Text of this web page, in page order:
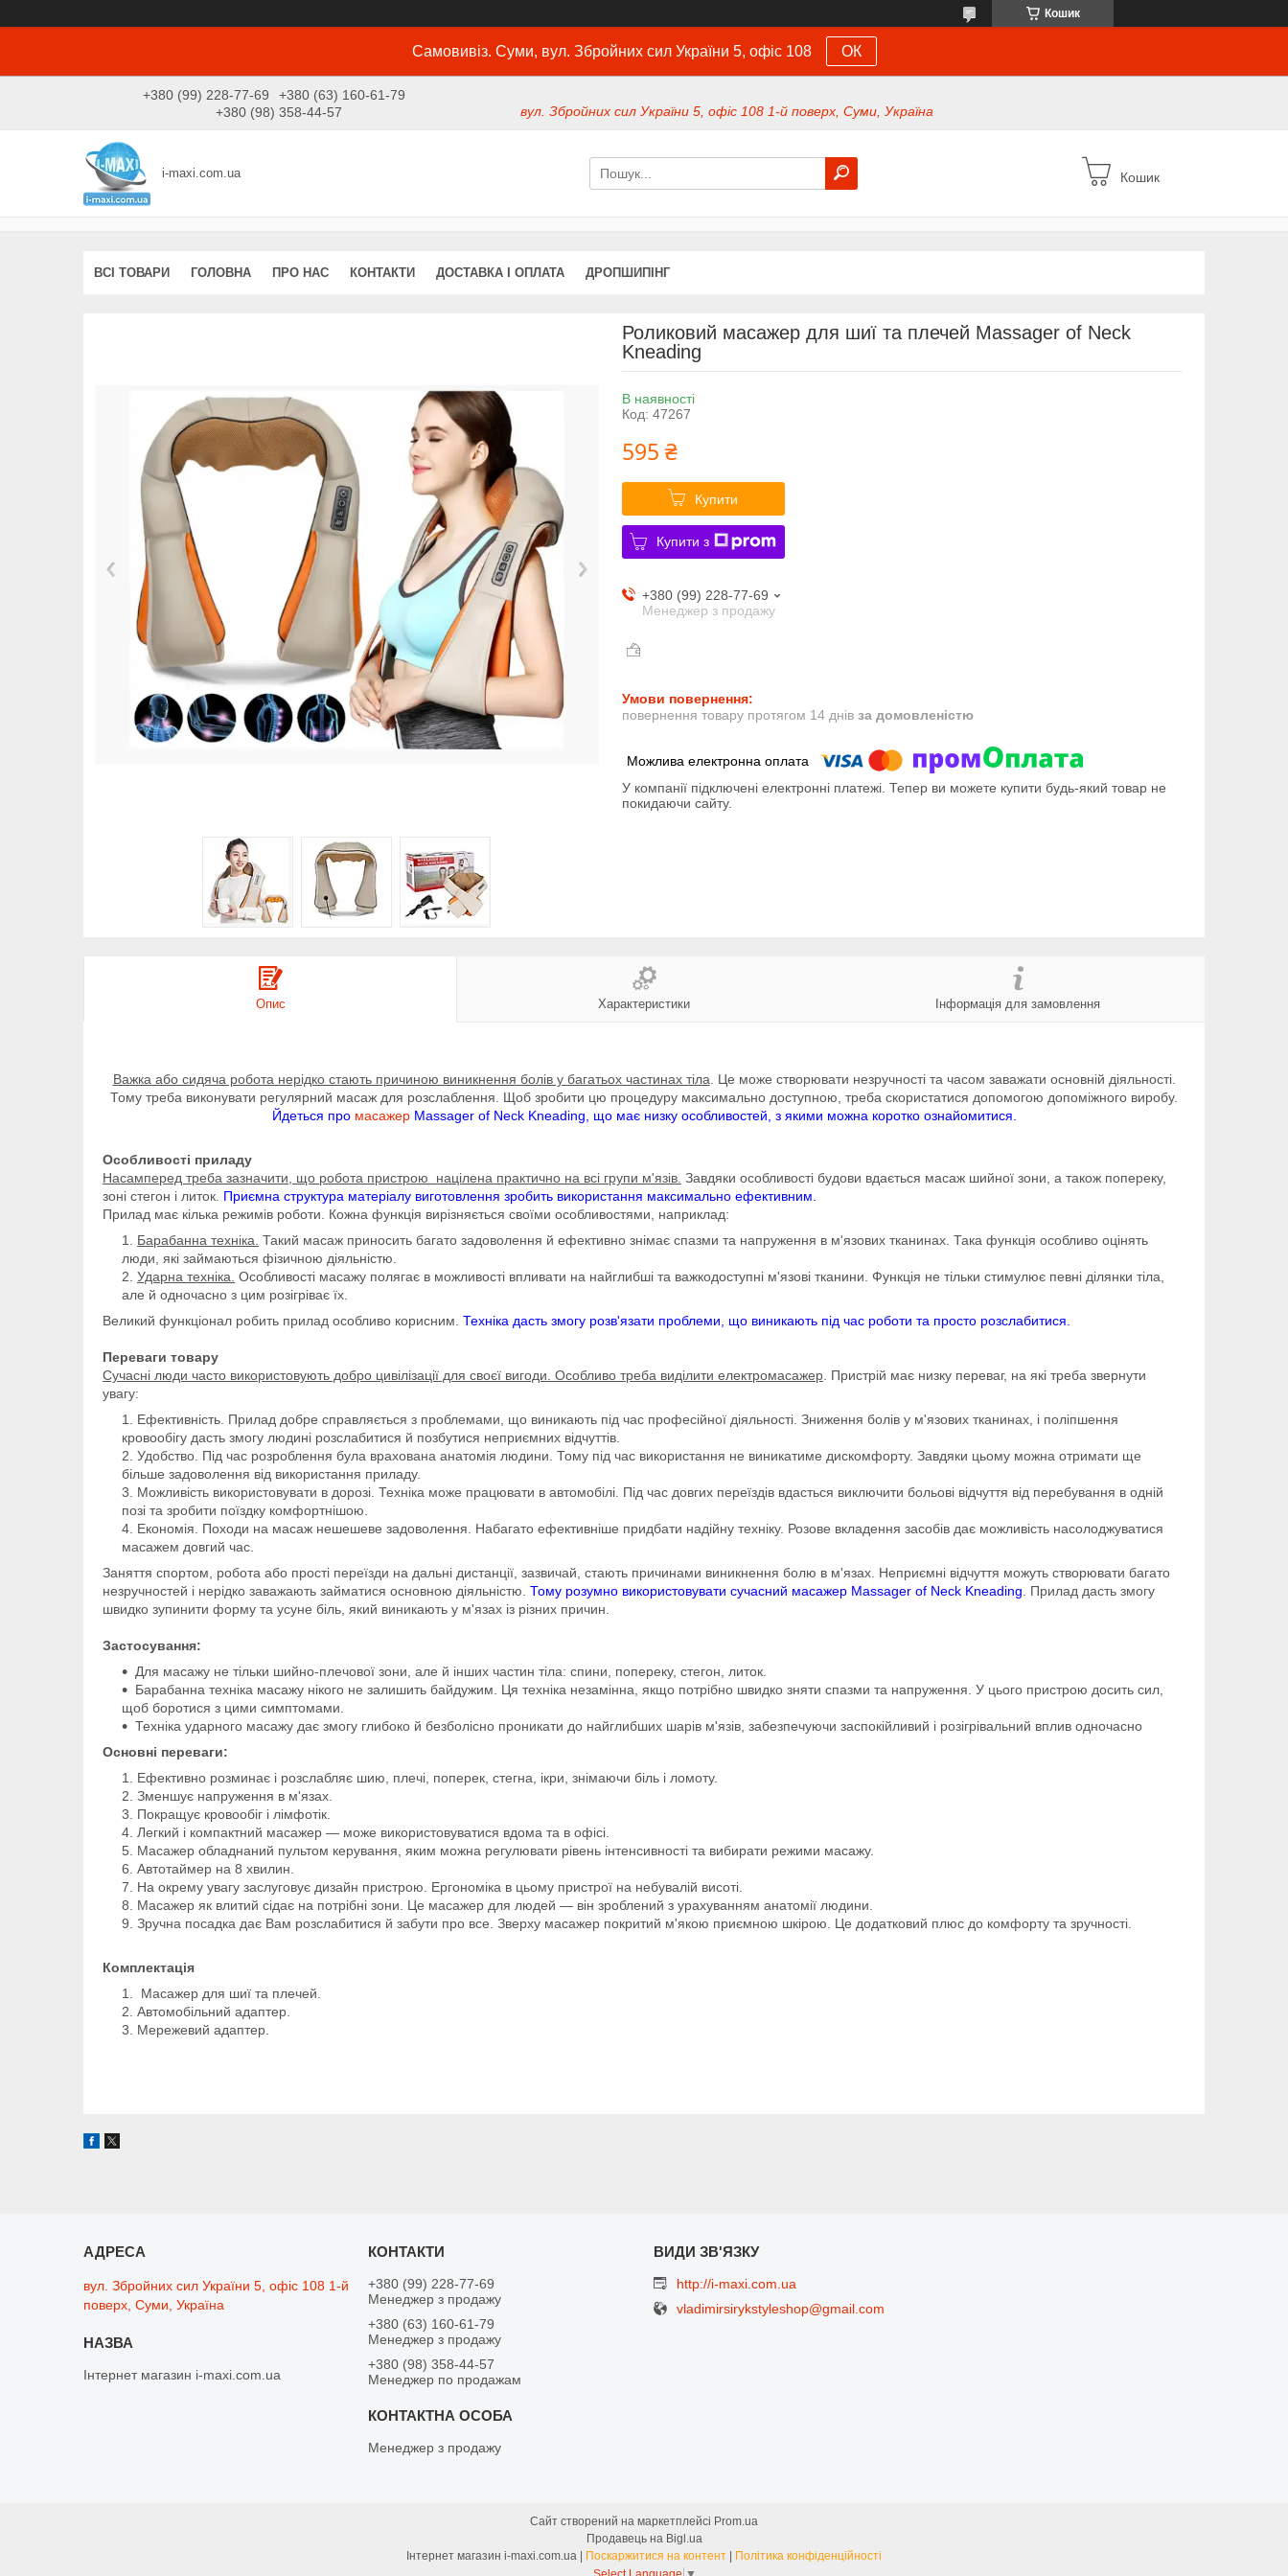
Кошик
Самовивіз. Суми, вул. Збройних сил України 5, офіс 108 ОК
+380 (99) 228-77-69
+380 (63) 160-61-79
+380 (98) 358-44-57
вул. Збройних сил України 5, офіс 108 1-й поверх, Суми, Україна
i-maxi.com.ua Кошик
ВСІ ТОВАРИ ГОЛОВНА ПРО НАС КОНТАКТИ ДОСТАВКА І ОПЛАТА ДРОПШИПІНГ
Роликовий масажер для шиї та плечей Massager of Neck
Kneading
В наявності
Код: 47267
595 ₴
Купити
Купити з
+380 (99) 228-77-69
Менеджер з продажу
повернення товару протягом 14 днів за домовленістю
У компанії підключені електронні платежі. Тепер ви можете купити будь-який товар не
покидаючи сайту.
Опис Характеристики Інформація для замовлення
Важка або сидяча робота нерідко стають причиною виникнення болів у багатьох частинах тіла . Це може створювати незручності та часом заважати основній діяльності.
Тому треба виконувати регулярний масаж для розслаблення. Щоб зробити цю процедуру максимально доступною, треба скористатися допомогою допоміжного виробу.
Йдеться про масажерMassager of Neck Kneading, що має низку особливостей, з якими можна коротко ознайомитися.
Особливості приладу
Насамперед треба зазначити, що робота пристрою націлена практично на всі групи м'язів. Завдяки особливості будови вдається масаж шийної зони, а також попереку,
зоні стегон і литок. Приємна структура матеріалу виготовлення зробить використання максимально ефективним.
Прилад має кілька режимів роботи. Кожна функція вирізняється своїми особливостями, наприклад:
Барабанна техніка. Такий масаж приносить багато задоволення й ефективно знімає спазми та напруження в м'язових тканинах. Така функція особливо оцінять
люди, які займаються фізичною діяльністю.
Ударна техніка. Особливості масажу полягає в можливості впливати на найглибші та важкодоступні м'язові тканини. Функція не тільки стимулює певні ділянки тіла,
але й одночасно з цим розігріває їх.
Великий функціонал робить прилад особливо корисним. Техніка дасть змогу розв'язати проблеми, що виникають під час роботи та просто розслабитися.
Переваги товару
Сучасні люди часто використовують добро цивілізації для своєї вигоди. Особливо треба виділити електромасажер . Пристрій має низку переваг, на які треба звернути
увагу:
Ефективність. Прилад добре справляється з проблемами, що виникають під час професійної діяльності. Зниження болів у м'язових тканинах, і поліпшення
кровообігу дасть змогу людині розслабитися й позбутися неприємних відчуттів.
Удобство. Під час розроблення була врахована анатомія людини. Тому під час використання не виникатиме дискомфорту. Завдяки цьому можна отримати ще
більше задоволення від використання приладу.
Можливість використовувати в дорозі. Техніка може працювати в автомобілі. Під час довгих переїздів вдасться виключити больові відчуття від перебування в одній
позі та зробити поїздку комфортнішою.
Економія. Походи на масаж нешешеве задоволення. Набагато ефективніше придбати надійну техніку. Розове вкладення засобів дає можливість насолоджуватися
масажем довгий час.
Заняття спортом, робота або прості переїзди на дальні дистанції, зазвичай, стають причинами виникнення болю в м'язах. Неприємні відчуття можуть створювати багато
незручностей і нерідко заважають займатися основною діяльністю. Тому розумно використовувати сучасний масажер Massager of Neck Kneading . Прилад дасть змогу
швидко зупинити форму та усуне біль, який виникають у м'язах із різних причин.
Застосування:
Для масажу не тільки шийно-плечової зони, але й інших частин тіла: спини, попереку, стегон, литок.
Барабанна техніка масажу нікого не залишить байдужим. Ця техніка незамінна, якщо потрібно швидко зняти спазми та напруження. У цього пристрою досить сил,
щоб боротися з цими симптомами.
Техніка ударного масажу дає змогу глибоко й безболісно проникати до найглибших шарів м'язів, забезпечуючи заспокійливий і розігрівальний вплив одночасно
Основні переваги:
Ефективно розминає і розслабляє шию, плечі, поперек, стегна, ікри, знімаючи біль і ломоту.
Зменшує напруження в м'язах.
Покращує кровообіг і лімфотік.
Легкий і компактний масажер — може використовуватися вдома та в офісі.
Масажер обладнаний пультом керування, яким можна регулювати рівень інтенсивності та вибирати режими масажу.
Автотаймер на 8 хвилин.
На окрему увагу заслуговує дизайн пристрою. Ергономіка в цьому пристрої на небувалій висоті.
Масажер як влитий сідає на потрібні зони. Це масажер для людей — він зроблений з урахуванням анатомії людини.
Зручна посадка дає Вам розслабитися й забути про все. Зверху масажер покритий м'якою приємною шкірою. Це додатковий плюс до комфорту та зручності.
Комплектація
Масажер для шиї та плечей.
Автомобільний адаптер.
Мережевий адаптер.
вул. Збройних сил України 5, офіс 108 1-й
поверх, Суми, Україна
Інтернет магазин i-maxi.com.ua
+380 (99) 228-77-69
Менеджер з продажу
+380 (63) 160-61-79
Менеджер з продажу
+380 (98) 358-44-57
Менеджер по продажам
Менеджер з продажу
http://i-maxi.com.ua
vladimirsirykstyleshop@gmail.com
Сайт створений на маркетплейсі Prom.ua
Продавець на Bigl.ua
Інтернет магазин i-maxi.com.ua | Поскаржитися на контент | Політика конфіденційності